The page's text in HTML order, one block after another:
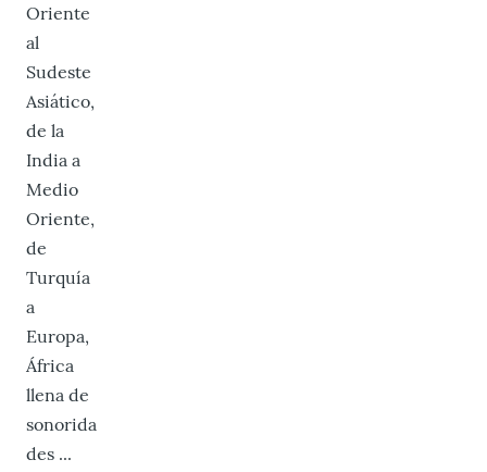
Oriente
al
Sudeste
Asiático,
de la
India a
Medio
Oriente,
de
Turquía
a
Europa,
África
llena de
sonorida
des ...